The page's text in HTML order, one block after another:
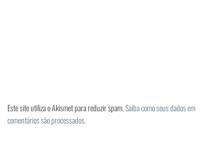
Este site utiliza o Akismet para reduzir spam.Saiba como seus dados em
comentários são processados.